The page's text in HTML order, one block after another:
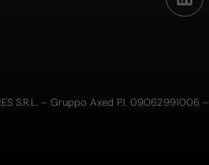
S.R.L. – Gruppo Axed P.I. 09062991006 –